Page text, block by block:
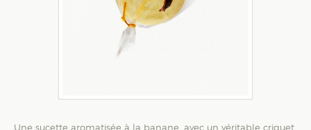
Une sucette aromatisée à la banane, avec un véritable criquet